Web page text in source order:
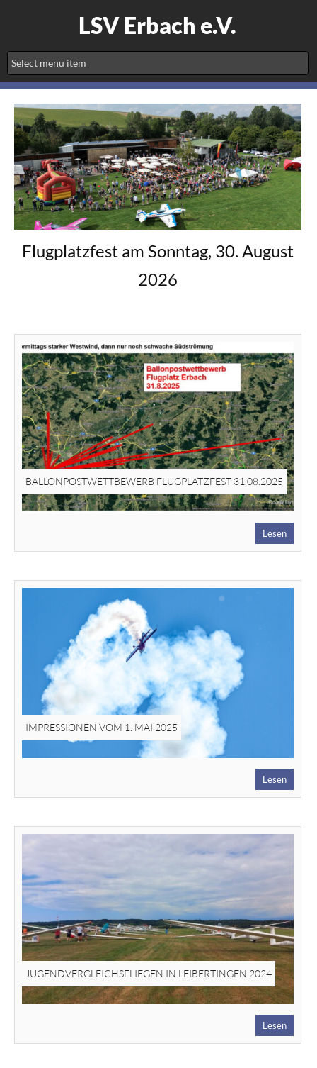
LSV Erbach e.V.
Flugplatzfest am Sonntag, 30. August
2026
BALLONPOSTWETTBEWERB FLUGPLATZFEST 31.08.2025
Lesen
IMPRESSIONEN VOM 1. MAI 2025
Lesen
JUGENDVERGLEICHSFLIEGEN IN LEIBERTINGEN 2024
Lesen